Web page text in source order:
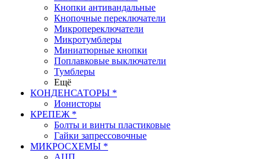
Кнопки антивандальные
Кнопочные переключатели
Микропереключатели
Микротумблеры
Миниатюрные кнопки
Поплавковые выключатели
Тумблеры
Ещё
КОНДЕНСАТОРЫ *
Ионисторы
КРЕПЕЖ *
Болты и винты пластиковые
Гайки запрессовочные
МИКРОСХЕМЫ *
АЦП